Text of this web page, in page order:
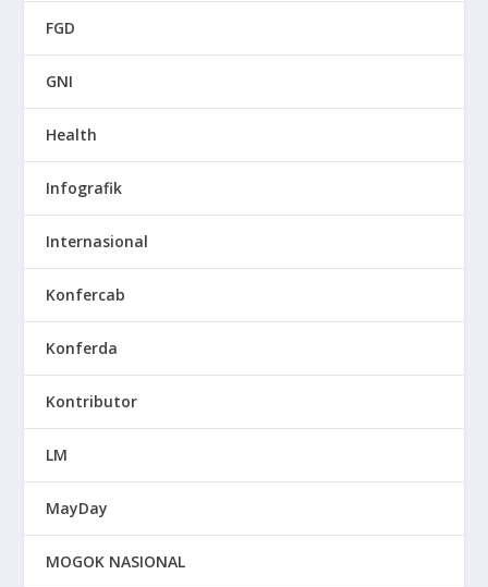
FGD
GNI
Health
Infografik
Internasional
Konfercab
Konferda
Kontributor
LM
MayDay
MOGOK NASIONAL